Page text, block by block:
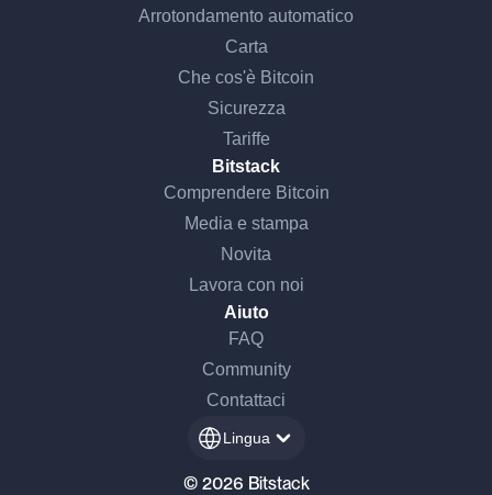
Arrotondamento automatico
Carta
Che cos'è Bitcoin
Sicurezza
Tariffe
Bitstack
Comprendere Bitcoin
Media e stampa
Novita
Lavora con noi
Aiuto
FAQ
Community
Contattaci
Lingua
© 2026 Bitstack